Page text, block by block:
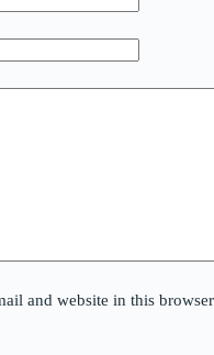
and website in this